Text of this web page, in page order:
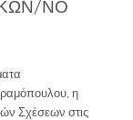
ΝΟ
η
Σχέσεων στις